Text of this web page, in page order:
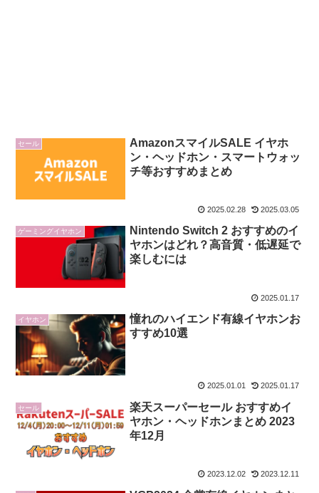
セール
AmazonスマイルSALE イヤホ
ン・ヘッドホン・スマートウォッ
チ等おすすめまとめ
2025.02.28 2025.03.05
ゲーミングイヤホン
Nintendo Switch 2 おすすめのイ
ヤホンはどれ？高音質・低遅延で
楽しむには
2025.01.17
イヤホン
憧れのハイエンド有線イヤホンお
すすめ10選
2025.01.01 2025.01.17
セール
楽天スーパーセール おすすめイ
ヤホン・ヘッドホンまとめ 2023
年12月
2023.12.02 2023.12.11